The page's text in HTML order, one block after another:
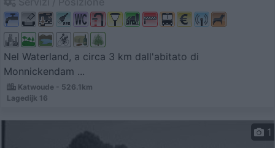
Nel Waterland, a circa 3 km dall'abitato di
Monnickendam ...
Katwoude - 526.1km
Lagedijk 16
1